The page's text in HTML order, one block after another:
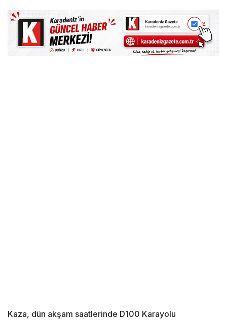
Kaza, dün akşam saatlerinde D100 Karayolu